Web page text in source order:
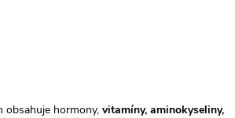
obsahuje hormony, vitamíny, aminokyseliny,